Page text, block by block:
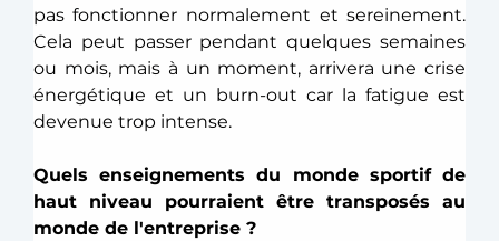
pas fonctionner normalement et sereinement.
Cela peut passer pendant quelques semaines
ou mois, mais à un moment, arrivera une crise
énergétique et un burn-out car la fatigue est
devenue trop intense.
Quels enseignements du monde sportif de
haut niveau pourraient être transposés au
monde de l'entreprise ?